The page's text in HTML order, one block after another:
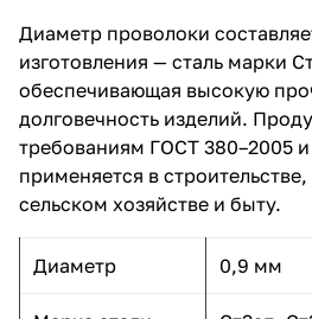
Диаметр проволоки
изготовления — сталь марки
обеспечивающая высокую
долговечность изделий.
требованиям ГОСТ 380–2005
применяется в
сельском хозяйстве и быту.
Диаметр 0,9 мм